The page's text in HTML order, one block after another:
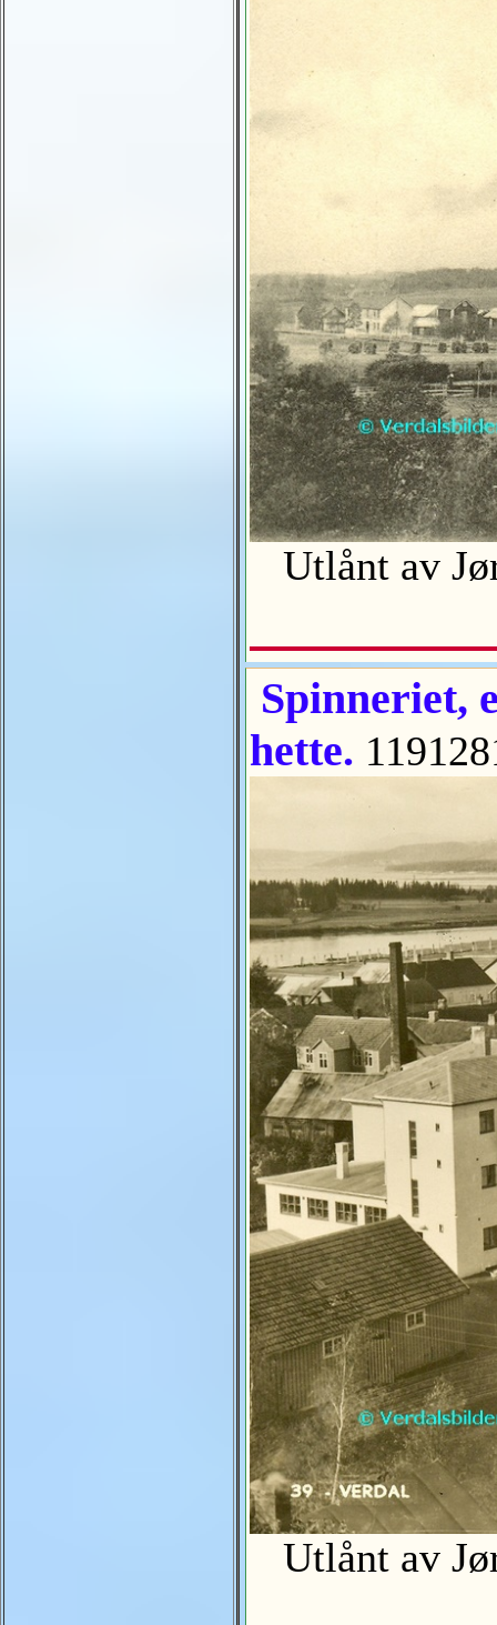
Utlånt av
Spinneriet,
hette.
Utlånt av